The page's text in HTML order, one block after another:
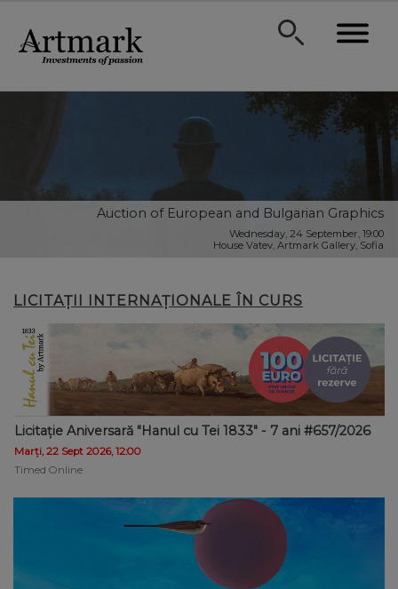
Auction of European and Bulgarian Graphics
Wednesday, 24 September, 19:00
House Vatev, Artmark Gallery, Sofia
LICITAȚII INTERNAȚIONALE ÎN CURS
Licitație Aniversară "Hanul cu Tei 1833" - 7 ani #657/2026
Marți, 22 Sept 2026, 12:00
Timed Online